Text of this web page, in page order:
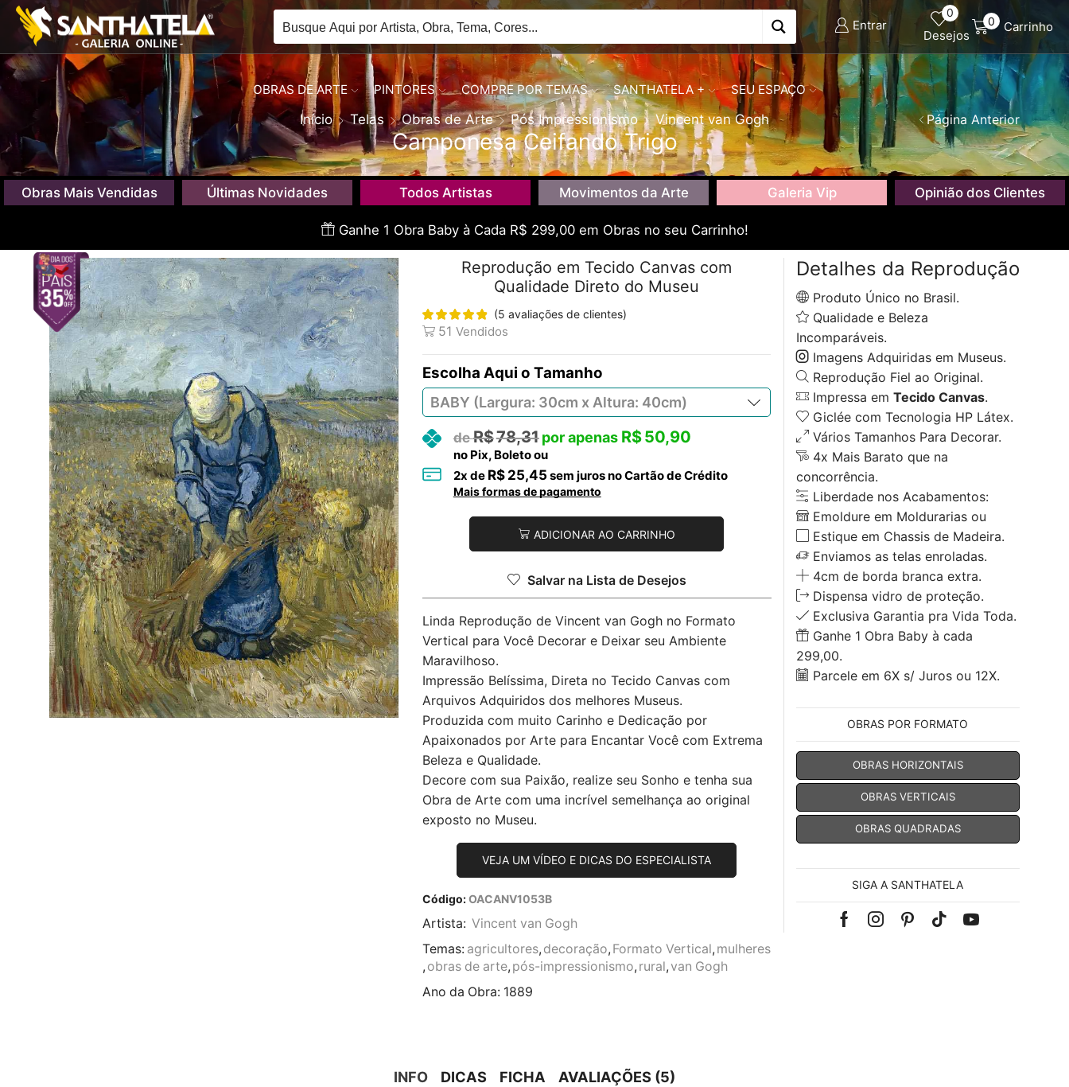
Entrar
0
Desejos
0 Carrinho
OBRAS DE ARTE PINTORES COMPRE POR TEMAS SANTHATELA + SEU ESPAÇO
Início Telas Obras de Arte Pós Impressionismo Vincent van Gogh
Camponesa Ceifando Trigo
Página Anterior
Obras Mais Vendidas Últimas Novidades Todos Artistas Movimentos da Arte Galeria Vip Opinião dos Clientes
Ganhe 1 Obra Baby à Cada R$ 299,00 em Obras no seu Carrinho!
Reprodução em Tecido Canvas com
Qualidade Direto do Museu
(5 avaliações de clientes)
51 Vendidos
Tamanho
R$78,31 R$50,90
no Pix, Boleto ou
2x de R$ 25,45 sem juros no Cartão de Crédito
Mais formas de pagamento
ADICIONAR AO CARRINHO
Salvar na Lista de Desejos
Linda Reprodução de Vincent van Gogh no Formato
Vertical para Você Decorar e Deixar seu Ambiente
Maravilhoso.
Impressão Belíssima, Direta no Tecido Canvas com
Arquivos Adquiridos dos melhores Museus.
Produzida com muito Carinho e Dedicação por
Apaixonados por Arte para Encantar Você com Extrema
Beleza e Qualidade.
Decore com sua Paixão, realize seu Sonho e tenha sua
Obra de Arte com uma incrível semelhança ao original
exposto no Museu.
VEJA UM VÍDEO E DICAS DO ESPECIALISTA
Código:OACANV1053B
Artista: Vincent van Gogh
Temas: agricultores, decoração, Formato Vertical, mulheres
, obras de arte, pós-impressionismo, rural,van Gogh
Ano da Obra: 1889
Detalhes da Reprodução
Produto Único no Brasil.
Qualidade e Beleza
Incomparáveis.
Imagens Adquiridas em Museus.
Reprodução Fiel ao Original.
Impressa em Tecido Canvas.
Giclée com Tecnologia HP Látex.
Vários Tamanhos Para Decorar.
4x Mais Barato que na
concorrência.
Liberdade nos Acabamentos:
Emoldure em Moldurarias ou
Estique em Chassis de Madeira.
Enviamos as telas enroladas.
4cm de borda branca extra.
Dispensa vidro de proteção.
Exclusiva Garantia pra Vida Toda.
Ganhe 1 Obra Baby à cada
299,00.
Parcele em 6X s/ Juros ou 12X.
OBRAS POR FORMATO
OBRAS HORIZONTAIS
OBRAS VERTICAIS
OBRAS QUADRADAS
SIGA A SANTHATELA
FacebookInstagramPinterest
Tik-Youtube
INFO DICAS FICHA AVALIAÇÕES (5)